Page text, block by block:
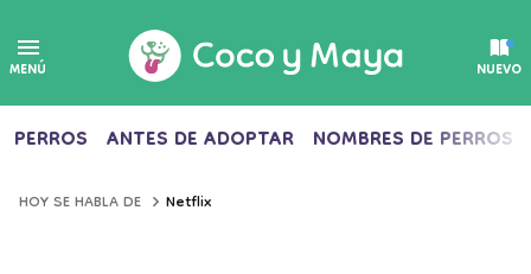
MENÚ NUEVO
PERROS ANTES DE ADOPTAR NOMBRES DE PERROS
HOY SE HABLA DE Netflix